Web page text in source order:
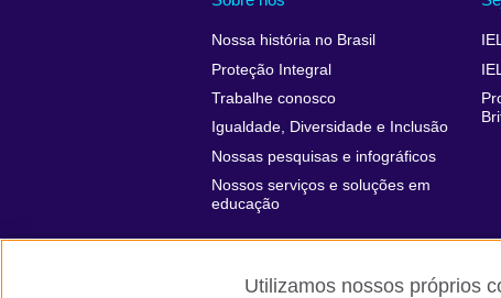
Nossa história no Brasil
Proteção Integral
Trabalhe conosco
Igualdade, Diversidade e Inclusão
Nossas pesquisas e infográficos
Nossos serviços e soluções em
educação
Utilizamos nossos próprios